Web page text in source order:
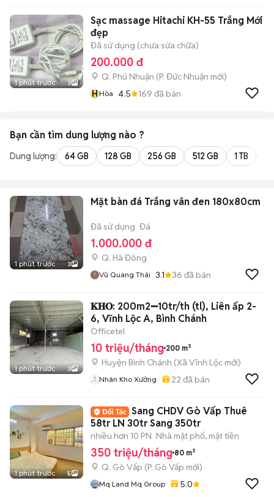
1 phút trước 3
Sạc massage Hitachi KH-55 Trắng Mới
đẹp
Đã sử dụng (chưa sửa chữa)
200.000 đ
Q. Phú Nhuận (P. Đức Nhuận mới)
HHòa 4.5 169 đã bán
Bạn cần tìm dung lượng nào ?
Dung lượng: 64 GB 128 GB 256 GB 512 GB 1 TB
1 phút trước 3
Mặt bàn đá Trắng vân đen 180x80cm
Đã sử dụng Đá
1.000.000 đ
Q. Hà Đông
Vũ Quang Thái 3.1 36 đã bán
1 phút trước 3
𝐊𝐇𝐎: 200m2➖10tr/th (tl), Liên ấp 2-
6, Vĩnh Lộc A, Bình Chánh
Officetel
10 triệu/tháng 200 m²
Huyện Bình Chánh (Xã Vĩnh Lộc mới)
Nhân Kho Xưởng 22 đã bán
1 phút trước 5
Sang CHDV Gò Vấp Thuê
58tr LN 30tr Sang 350tr
nhiều hơn 10 PN Nhà mặt phố, mặt tiền
350 triệu/tháng 80 m²
Q. Gò Vấp (P. Gò Vấp mới)
Mq Land Mq Group 5.0